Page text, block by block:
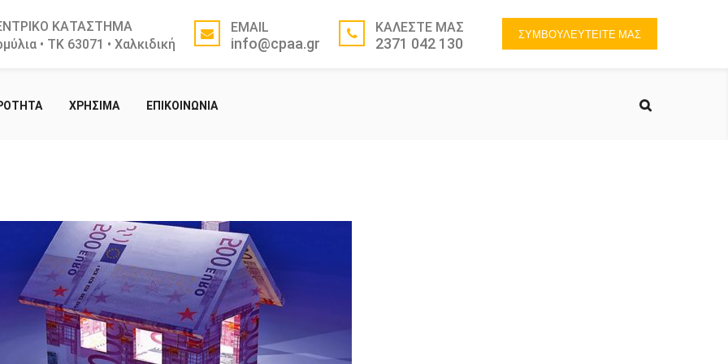
ΣΥΜΒΟΥΛΕΥΤΕΙΤΕ ΜΑΣ
ΚΑΤΑΣΤΗΜΑ
• ΤΚ 63071 • Χαλκιδική
EMAIL
info@cpaa.gr
ΚΑΛΕΣΤΕ ΜΑΣ
2371 042 130
ΧΡΗΣΙΜΑ ΕΠΙΚΟΙΝΩΝΙΑ